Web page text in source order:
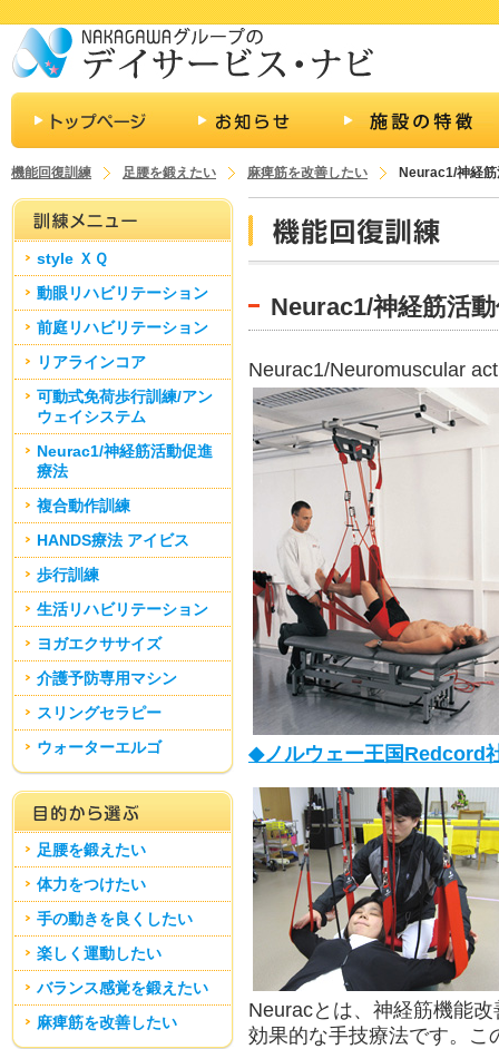
機能回復訓練 足腰を鍛えたい 麻痺筋を改善したい Neurac1/神経
style ＸＱ
動眼リハビリテーション
前庭リハビリテーション
リアラインコア
可動式免荷歩行訓練/アン
ウェイシステム
Neurac1/神経筋活動促進
療法
複合動作訓練
HANDS療法 アイビス
歩行訓練
生活リハビリテーション
ヨガエクササイズ
介護予防専用マシン
スリングセラピー
ウォーターエルゴ
足腰を鍛えたい
体力をつけたい
手の動きを良くしたい
楽しく運動したい
バランス感覚を鍛えたい
麻痺筋を改善したい
Neurac1/神経筋活
Neurac1/Neuromuscular
◆ノルウェー王国Redcord
Neuracとは、神経筋機能
効果的な手技療法です。こ